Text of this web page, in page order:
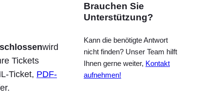
Italian
Portuguese
French
Polish
wird
Tickets
Ticket, PDF-
Brauchen Sie
Unterstützung?
Kann die benötigte Antwort
nicht finden? Unser Team hilft
Ihnen gerne weiter, Kontakt
aufnehmen!